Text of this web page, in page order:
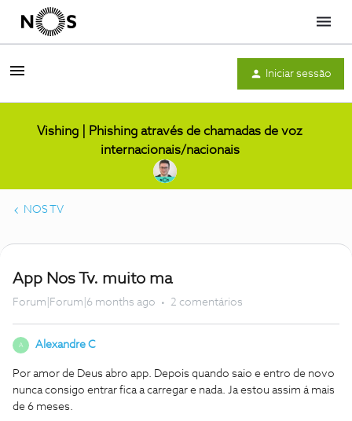
Menu
Iniciar sessão
Vishing | Phishing através de chamadas de voz
internacionais/nacionais
NOS TV
App Nos Tv. muito ma
Forum|Forum|6 months ago 2 comentários
A Alexandre C
Por amor de Deus abro app. Depois quando saio e entro de novo
nunca consigo entrar fica a carregar e nada. Ja estou assim á mais
de 6 meses.